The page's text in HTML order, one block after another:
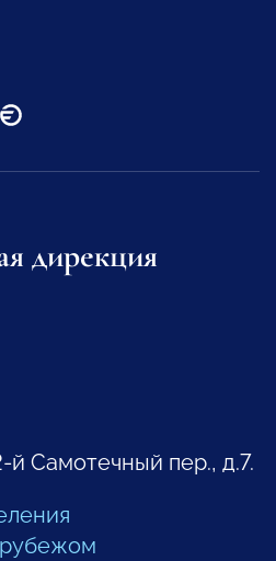
дирекция
й Самотечный пер., д.7.